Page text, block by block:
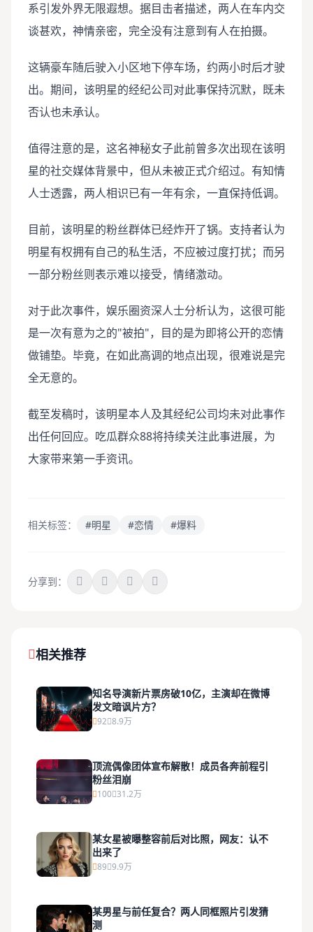
系引发外界无限遐想。据目击者描述，两人在车内交
谈甚欢，神情亲密，完全没有注意到有人在拍摄。
这辆豪车随后驶入小区地下停车场，约两小时后才驶
出。期间，该明星的经纪公司对此事保持沉默，既未
否认也未承认。
值得注意的是，这名神秘女子此前曾多次出现在该明
星的社交媒体背景中，但从未被正式介绍过。有知情
人士透露，两人相识已有一年有余，一直保持低调。
目前，该明星的粉丝群体已经炸开了锅。支持者认为
明星有权拥有自己的私生活，不应被过度打扰；而另
一部分粉丝则表示难以接受，情绪激动。
对于此次事件，娱乐圈资深人士分析认为，这很可能
是一次有意为之的"被拍"，目的是为即将公开的恋情
做铺垫。毕竟，在如此高调的地点出现，很难说是完
全无意的。
截至发稿时，该明星本人及其经纪公司均未对此事作
出任何回应。吃瓜群众88将持续关注此事进展，为
大家带来第一手资讯。
相关标签： #明星 #恋情 #爆料
分享到：
相关推荐
知名导演新片票房破10亿，主演却在微博
发文暗讽片方？
92 8.9万
顶流偶像团体宣布解散！成员各奔前程引
粉丝泪崩
100 31.2万
某女星被曝整容前后对比照，网友：认不
出来了
89 9.9万
某男星与前任复合？两人同框照片引发猜
测